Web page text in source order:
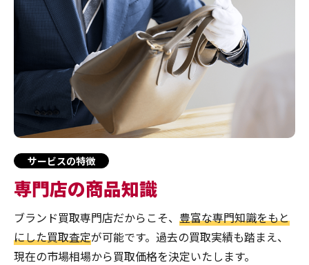
サービスの特徴
専門店の商品知識
ブランド買取専門店だからこそ、 豊富な専門知識をもと
にした買取査定が可能です。過去の買取実績も踏まえ、
現在の市場相場から買取価格を決定いたします。